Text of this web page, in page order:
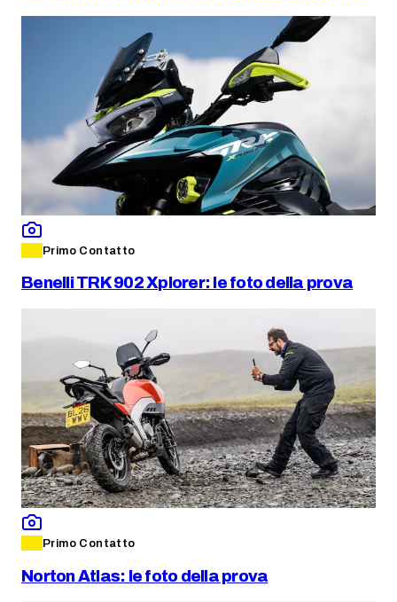
Primo Contatto
Benelli TRK 902 Xplorer: le foto della prova
Primo Contatto
Norton Atlas: le foto della prova